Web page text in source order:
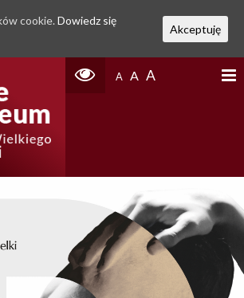
A A A
cookie. Dowiedz się
Akceptuję